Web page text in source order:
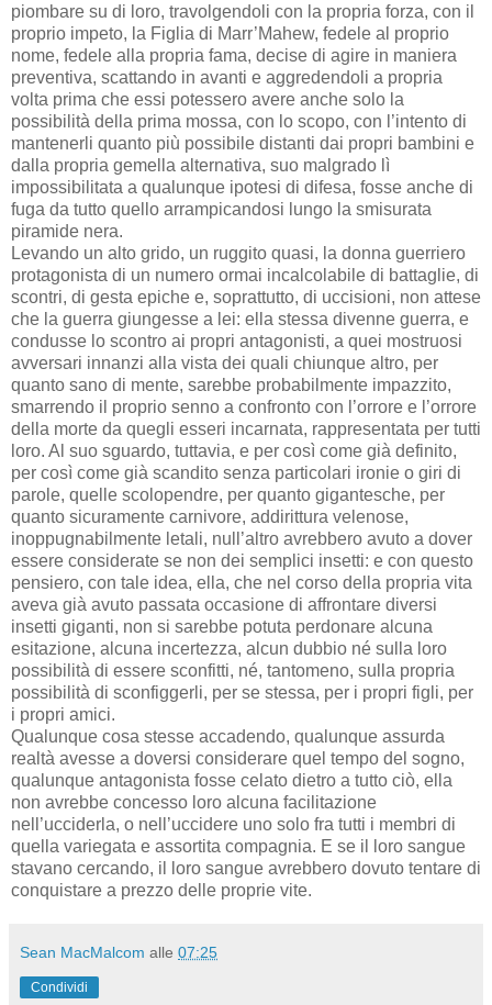
piombare su di loro, travolgendoli con la propria forza, con il
proprio impeto, la Figlia di Marr’Mahew, fedele al proprio
nome, fedele alla propria fama, decise di agire in maniera
preventiva, scattando in avanti e aggredendoli a propria
volta prima che essi potessero avere anche solo la
possibilità della prima mossa, con lo scopo, con l’intento di
mantenerli quanto più possibile distanti dai propri bambini e
dalla propria gemella alternativa, suo malgrado lì
impossibilitata a qualunque ipotesi di difesa, fosse anche di
fuga da tutto quello arrampicandosi lungo la smisurata
piramide nera.
Levando un alto grido, un ruggito quasi, la donna guerriero
protagonista di un numero ormai incalcolabile di battaglie, di
scontri, di gesta epiche e, soprattutto, di uccisioni, non attese
che la guerra giungesse a lei: ella stessa divenne guerra, e
condusse lo scontro ai propri antagonisti, a quei mostruosi
avversari innanzi alla vista dei quali chiunque altro, per
quanto sano di mente, sarebbe probabilmente impazzito,
smarrendo il proprio senno a confronto con l’orrore e l’orrore
della morte da quegli esseri incarnata, rappresentata per tutti
loro. Al suo sguardo, tuttavia, e per così come già definito,
per così come già scandito senza particolari ironie o giri di
parole, quelle scolopendre, per quanto gigantesche, per
quanto sicuramente carnivore, addirittura velenose,
inoppugnabilmente letali, null’altro avrebbero avuto a dover
essere considerate se non dei semplici insetti: e con questo
pensiero, con tale idea, ella, che nel corso della propria vita
aveva già avuto passata occasione di affrontare diversi
insetti giganti, non si sarebbe potuta perdonare alcuna
esitazione, alcuna incertezza, alcun dubbio né sulla loro
possibilità di essere sconfitti, né, tantomeno, sulla propria
possibilità di sconfiggerli, per se stessa, per i propri figli, per
i propri amici.
Qualunque cosa stesse accadendo, qualunque assurda
realtà avesse a doversi considerare quel tempo del sogno,
qualunque antagonista fosse celato dietro a tutto ciò, ella
non avrebbe concesso loro alcuna facilitazione
nell’ucciderla, o nell’uccidere uno solo fra tutti i membri di
quella variegata e assortita compagnia. E se il loro sangue
stavano cercando, il loro sangue avrebbero dovuto tentare di
conquistare a prezzo delle proprie vite.
Sean MacMalcom alle 07:25
Condividi